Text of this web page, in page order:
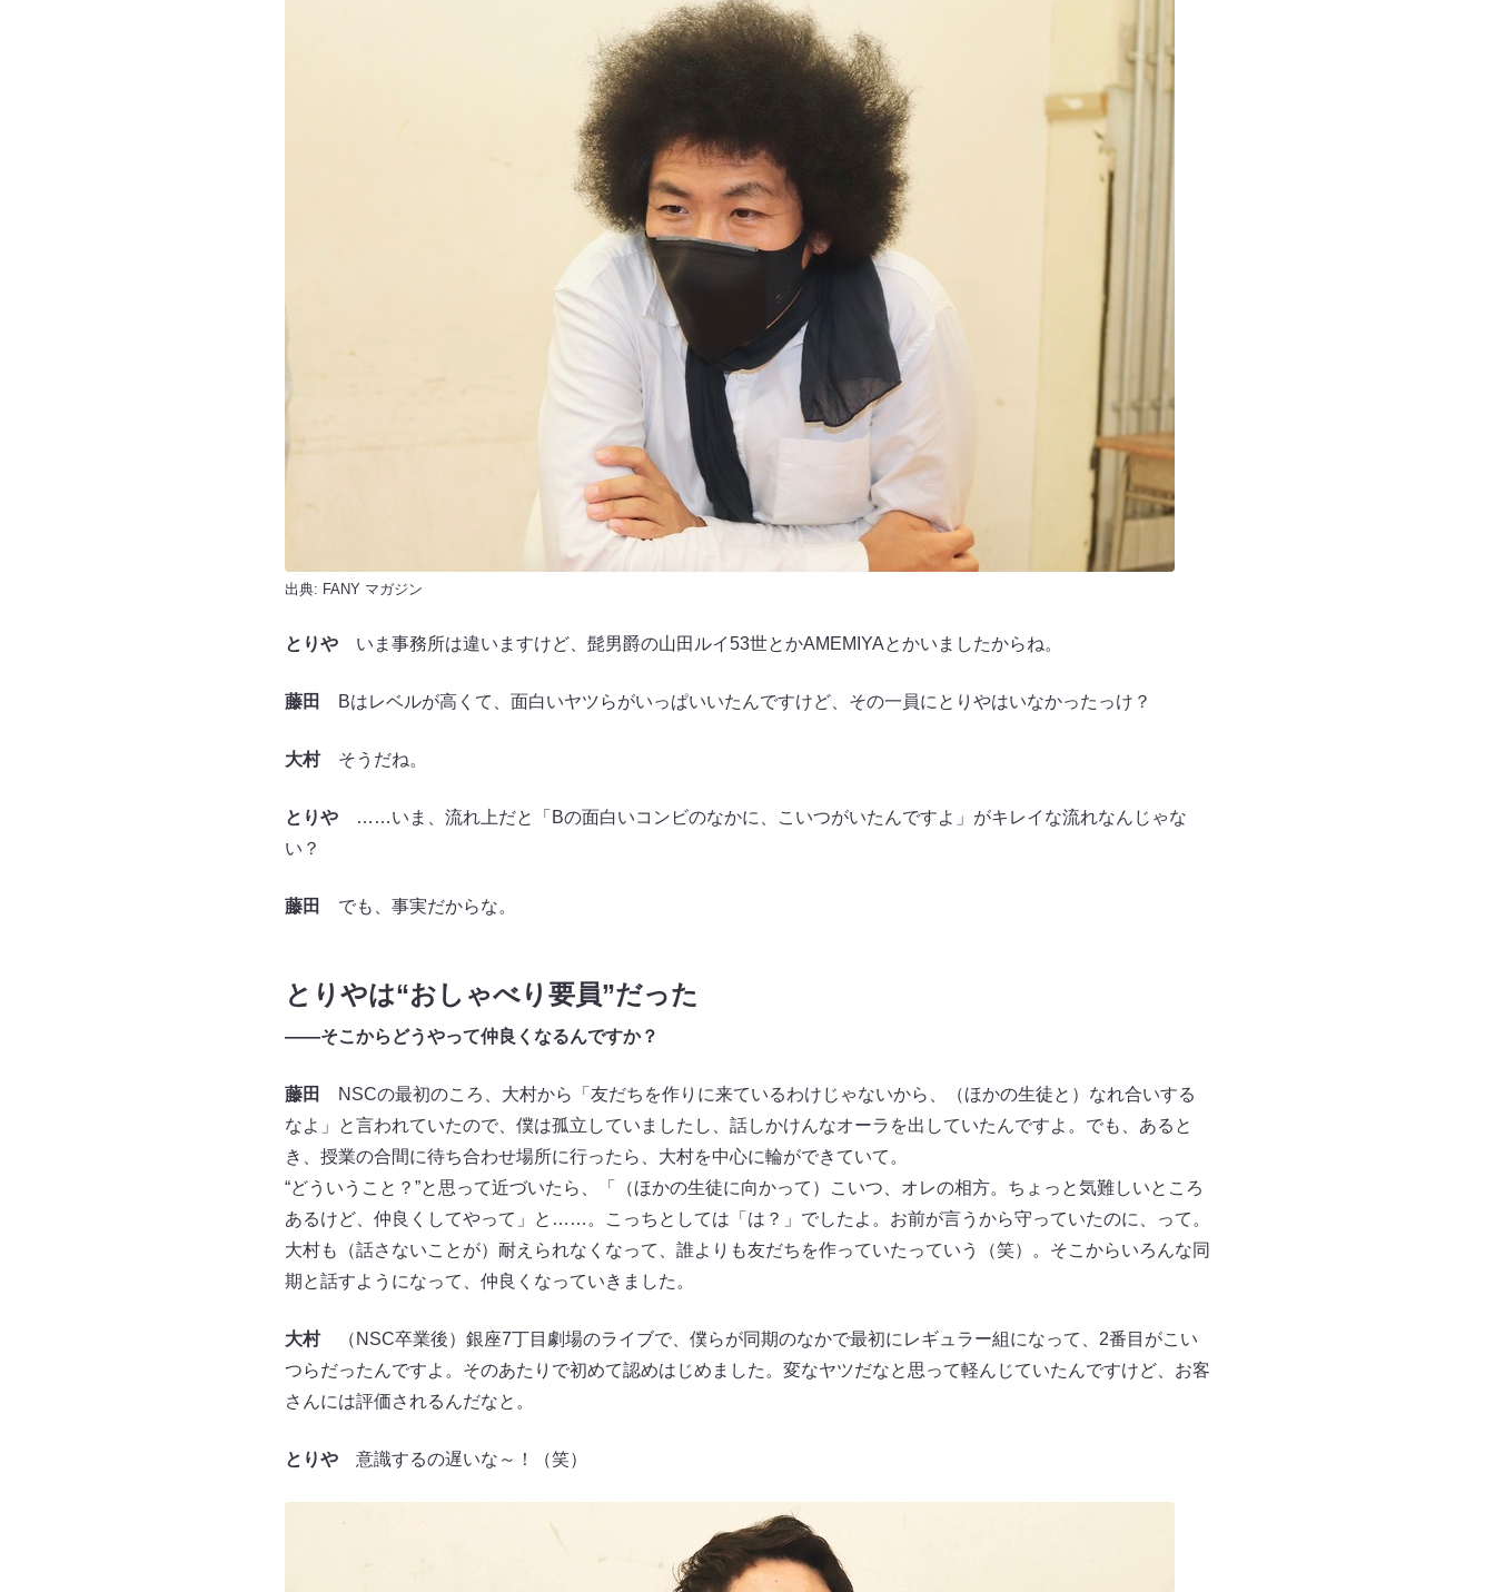
出典: FANY マガジン
とりやいま事務所は違いますけど、髭男爵の山田ルイ53世とかAMEMIYAとかいましたからね。
藤田 Bはレベルが高くて、面白いヤツらがいっぱいいたんですけど、その一員にとりやはいなかったっけ？
大村そうだね。
とりや……いま、流れ上だと「Bの面白いコンビのなかに、こいつがいたんですよ」がキレイな流れなんじゃな
い？
藤田 でも、事実だからな。
とりやは“おしゃべり要員”だった
――そこからどうやって仲良くなるんですか？
藤田
NSCの最初のころ、大村から「友だちを作りに来ているわけじゃないから、（ほかの生徒と）なれ合いする
なよ」と言われていたので、僕は孤立していましたし、話しかけんなオーラを出していたんですよ。でも、あると
き、授業の合間に待ち合わせ場所に行ったら、大村を中心に輪ができていて。
“どういうこと？”と思って近づいたら、「（ほかの生徒に向かって）こいつ、オレの相方。ちょっと気難しいところ
あるけど、仲良くしてやって」と……。こっちとしては「は？」でしたよ。お前が言うから守っていたのに、って。
大村も（話さないことが）耐えられなくなって、誰よりも友だちを作っていたっていう（笑）。そこからいろんな同
期と話すようになって、仲良くなっていきました。
大村（NSC卒業後）銀座7丁目劇場のライブで、僕らが同期のなかで最初にレギュラー組になって、2番目がこい
つらだったんですよ。そのあたりで初めて認めはじめました。変なヤツだなと思って軽んじていたんですけど、お客
さんには評価されるんだなと。
とりや意識するの遅いな～！（笑）